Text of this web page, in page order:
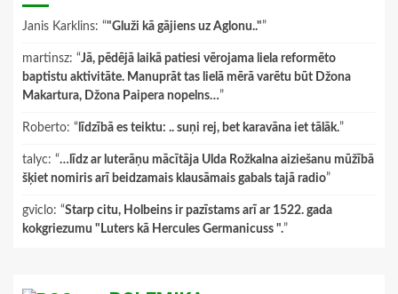
Janis Karklins: “"Gluži kā gājiens uz Aglonu.."”
martinsz: “Jā, pēdējā laikā patiesi vērojama liela reformēto
baptistu aktivitāte. Manuprāt tas lielā mērā varētu būt Džona
Makartura, Džona Paipera nopelns…”
Roberto: “ līdzībā es teiktu: .. suņi rej, bet karavāna iet tālāk.”
talyc: “…līdz ar luterāņu mācītāja Ulda Rožkalna aiziešanu mūžībā
šķiet nomiris arī beidzamais klausāmais gabals tajā radio”
gviclo: “Starp citu, Holbeins ir pazīstams arī ar 1522. gada
kokgriezumu "Luters kā Hercules Germanicuss ".”